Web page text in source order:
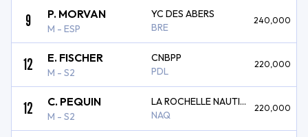
9 P. MORVAN
M - ESP
YC DES ABERS
BRE
240,000
12 E. FISCHER
M - S2
CNBPP
PDL
220,000
12 C. PEQUIN
M - S2
LA ROCHELLE NAUTIQUE
NAQ
220,000